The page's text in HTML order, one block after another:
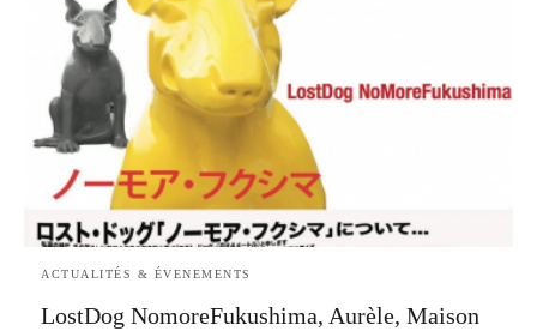
ACTUALITÉS & ÉVENEMENTS
LostDog NomoreFukushima, Aurèle, Maison